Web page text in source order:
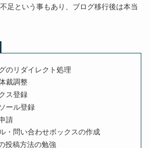
足という事もあり、ブログ移行後は本当
のリダイレクト処理
裁調整
ス登録
ール登録
請
・問い合わせボックスの作成
投稿方法の勉強